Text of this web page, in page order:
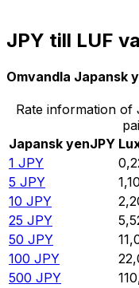
JPY till LUF
Omvandla Japansk
Rate information
Japansk yenJPY
1 JPY
5 JPY
10 JPY
25 JPY
50 JPY
100 JPY
500 JPY